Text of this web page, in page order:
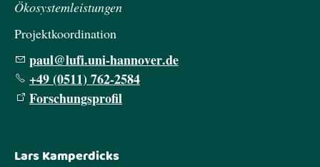
Instagram
LinkedIn
Ökosystemleistungen
Projektkoordination
p l l f n-h nn v rd
+49 (0511) 762-2584
Forschungsprofil
Lars Kamperdicks